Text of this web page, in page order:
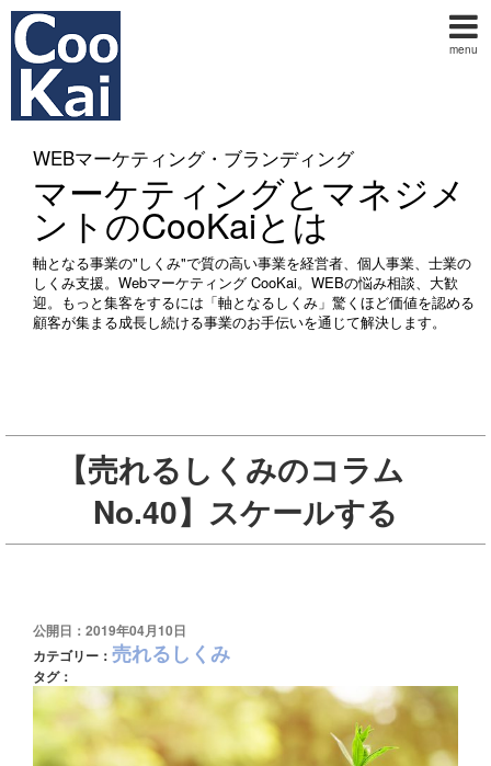
menu
WEBマーケティング・ブランディング
マーケティングとマネジメ
ントのCooKaiとは
軸となる事業の"しくみ"で質の高い事業を経営者、個人事業、士業の
しくみ支援。Webマーケティング CooKai。WEBの悩み相談、大歓
迎。もっと集客をするには「軸となるしくみ」驚くほど価値を認める
顧客が集まる成長し続ける事業のお手伝いを通じて解決します。
【売れるしくみのコラム
No.40】スケールする
公開日：2019年04月10日
カテゴリー： 売れるしくみ
タグ：